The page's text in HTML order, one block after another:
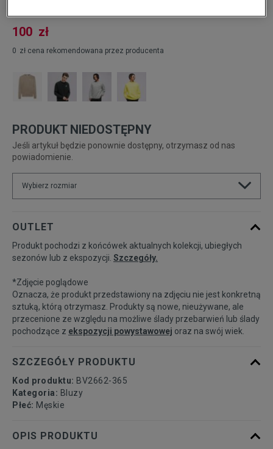
0 zł cena rekomendowana przez producenta
100 zł
PRODUKT NIEDOSTĘPNY
Jeśli artykuł będzie ponownie dostępny, otrzymasz od nas
powiadomienie.
Wybierz rozmiar
S
Powiadom o
L
Powiadom o
dostępności
dostępności
OUTLET
Produkt pochodzi z końcówek aktualnych kolekcji, ubiegłych
sezonów lub z ekspozycji. Szczegóły.
*Zdjęcie poglądowe
Oznacza, że produkt przedstawiony na zdjęciu nie jest konkretną
sztuką, którą otrzymasz. Produkty są nowe, nieużywane, ale
przecenione ze względu na możliwe ślady przebarwień lub ślady
pochodzące z ekspozycji powystawowej oraz na swój wiek.
SZCZEGÓŁY PRODUKTU
Kod produktu: BV2662-365
Kategoria: Bluzy
Płeć: Męskie
OPIS PRODUKTU